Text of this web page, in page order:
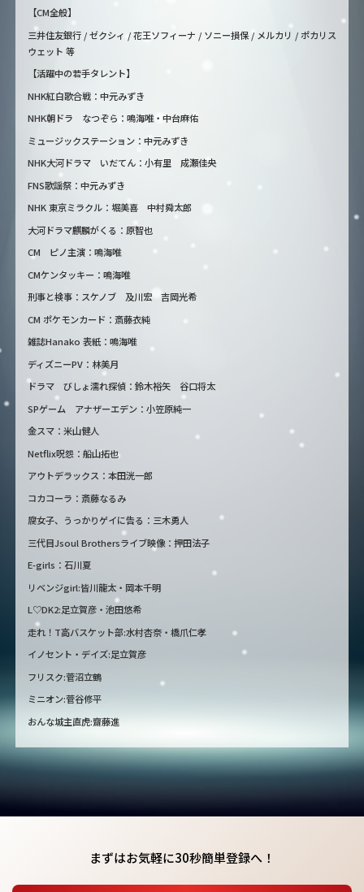
【CM全般】
三井住友銀行 / ゼクシィ / 花王ソフィーナ / ソニー損保 / メルカリ / ポカリス
ウェット 等
【活躍中の若手タレント】
NHK紅白歌合戦：中元みずき
NHK朝ドラ なつぞら：鳴海唯・中台麻佑
ミュージックステーション：中元みずき
NHK大河ドラマ いだてん：小有里 成瀬佳央
FNS歌謡祭：中元みずき
NHK 東京ミラクル：堀美喜 中村舜太郎
大河ドラマ麒麟がくる：原智也
CM ピノ主演：鳴海唯
CMケンタッキー：鳴海唯
刑事と検事：スケノブ 及川宏 吉岡光希
CM ポケモンカード：斎藤衣純
雑誌Hanako 表紙：鳴海唯
ディズニーPV：林美月
ドラマ びしょ濡れ探偵：鈴木裕矢 谷口将太
SPゲーム アナザーエデン：小笠原純一
金スマ：米山健人
Netflix呪怨：船山拓也
アウトデラックス：本田洸一郎
コカコーラ：斎藤なるみ
腐女子、うっかりゲイに告る：三木勇人
三代目Jsoul Brothersライブ映像：押田法子
E-girls：石川夏
リベンジgirl:皆川龍太・岡本千明
L♡DK2:足立賀彦・池田悠希
走れ！T高バスケット部:水村杏奈・橋爪仁孝
イノセント・デイズ:足立賀彦
フリスク:菅沼立鶴
ミニオン:菅谷修平
おんな城主直虎:齋藤進
まずはお気軽に30秒簡単登録へ！